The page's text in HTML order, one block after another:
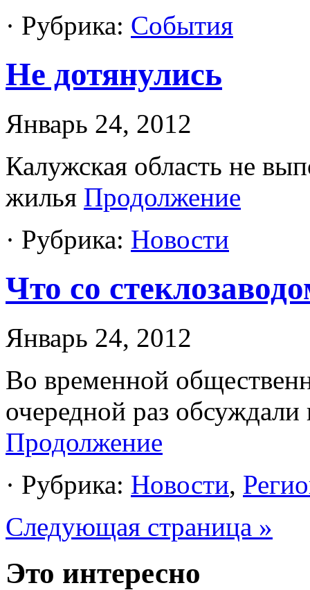
· Рубрика: События
Не дотянулись
Январь 24, 2012
Калужская область не
жилья Продолжение
· Рубрика: Новости
Что со
Январь 24, 2012
Во временной
очередной раз обсуждали
Продолжение
· Рубрика: Новости,
Следующая страница »
Это интересно